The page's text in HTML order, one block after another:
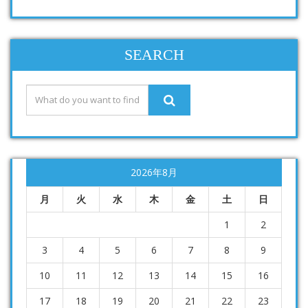
SEARCH
2026年8月
月 火 水 木 金 土
日
1
2
3
4 5 6 7 8
9
10
11 12 13 14 15
16
17
18 19 20 21 22
23